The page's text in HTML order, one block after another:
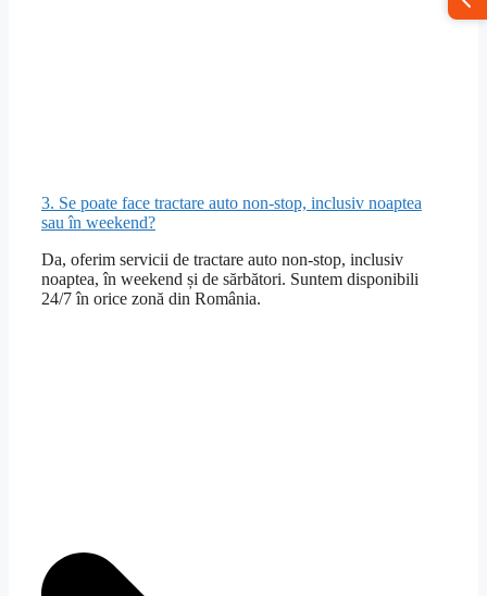
3. Se poate face tractare auto non-stop, inclusiv noaptea
sau în weekend?
Da, oferim servicii de tractare auto non-stop, inclusiv
noaptea, în weekend și de sărbători. Suntem disponibili
24/7 în orice zonă din România.